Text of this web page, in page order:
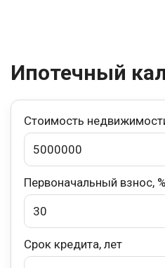
Ипотечный
Стоимость
Первоначальный взнос, %
Срок кредита, лет